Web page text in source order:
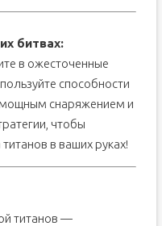
битвах:
в ожесточенные
способности
мощным снаряжением и
чтобы
в ваших руках!
титанов —